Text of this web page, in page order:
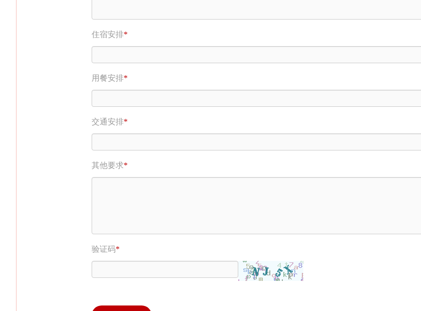
住宿安排*
用餐安排*
交通安排*
其他要求*
验证码*